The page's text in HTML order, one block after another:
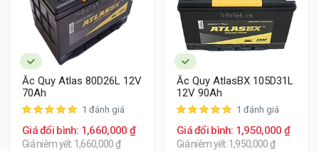
Ắc quy Delkor và Varta cho xe KiaSedona
Các bình nội địa sản xuất trong nước có giá thành thay
Ắc Quy Atlas 80D26L 12V
70Ah
1 đánh giá
Giá đổi bình: 1,660,000 ₫
Giá niêm yết: 1,660,000 ₫
Ắc Quy AtlasBX 105D31L
12V 90Ah
1 đánh giá
Giá đổi bình: 1,950,000 ₫
Giá niêm yết: 1,950,000 ₫